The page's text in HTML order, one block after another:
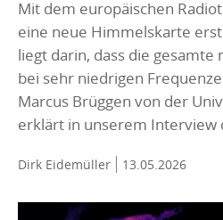
Mit dem europäischen
eine neue Himmelskarte
liegt darin, dass die
bei sehr niedrigen
Marcus Brüggen von der
erklärt in unserem Interview
Dirk Eidemüller 13.05.2026